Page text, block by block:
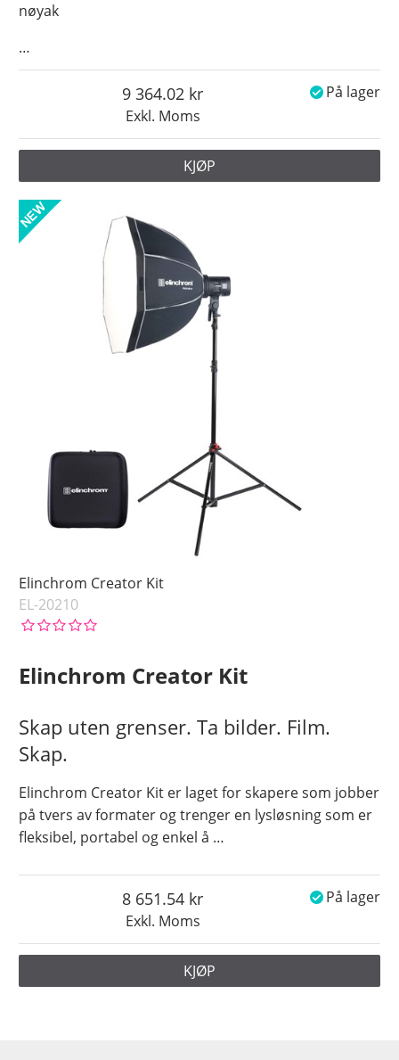
nøyak
…
Exkl. Moms
9 364.02 På lager
KJØP
Elinchrom Creator Kit
EL-20210
Elinchrom Creator Kit
Skap uten grenser. Ta bilder. Film.
Skap.
Elinchrom Creator Kit er laget for skapere som jobber
på tvers av formater og trenger en lysløsning som er
fleksibel, portabel og enkel å …
Exkl. Moms
8 651.54 På lager
KJØP